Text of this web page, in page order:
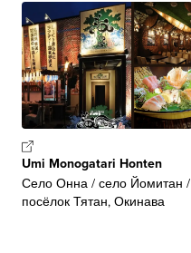
Umi Monogatari Honten
Село Онна / село Йомитан /
посёлок Тятан, Окинава